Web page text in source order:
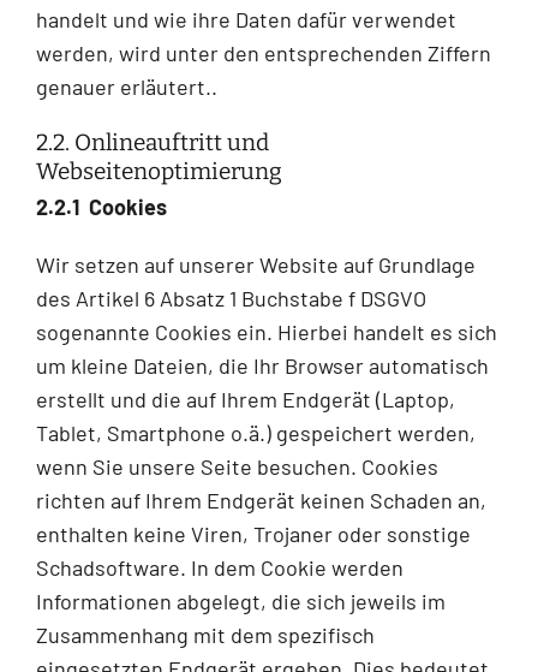
handelt und wie ihre Daten dafür verwendet
werden, wird unter den entsprechenden Ziffern
genauer erläutert..
2.2. Onlineauftritt und
Webseitenoptimierung
2.2.1 Cookies
Wir setzen auf unserer Website auf Grundlage
des Artikel 6 Absatz 1 Buchstabe f DSGVO
sogenannte Cookies ein. Hierbei handelt es sich
um kleine Dateien, die Ihr Browser automatisch
erstellt und die auf Ihrem Endgerät (Laptop,
Tablet, Smartphone o.ä.) gespeichert werden,
wenn Sie unsere Seite besuchen. Cookies
richten auf Ihrem Endgerät keinen Schaden an,
enthalten keine Viren, Trojaner oder sonstige
Schadsoftware. In dem Cookie werden
Informationen abgelegt, die sich jeweils im
Zusammenhang mit dem spezifisch